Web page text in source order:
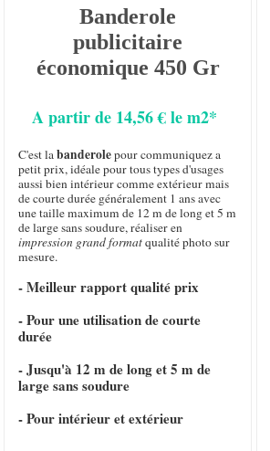
Banderole
publicitaire
économique 450 Gr
A partir de 14,56 € le m2*
C'est labanderolepour communiquez a
petit prix, idéale pour tous types d'usages
aussi bien intérieur comme extérieur mais
de courte durée généralement 1 ans avec
une taille maximum de 12 m de long et 5 m
de large sans soudure, réaliser en
impression grand formatqualité photo sur
mesure.
- Meilleur rapport qualité prix
- Pour une utilisation de courte
durée
- Jusqu'à 12 m de long et 5 m de
large sans soudure
- Pour intérieur et extérieur